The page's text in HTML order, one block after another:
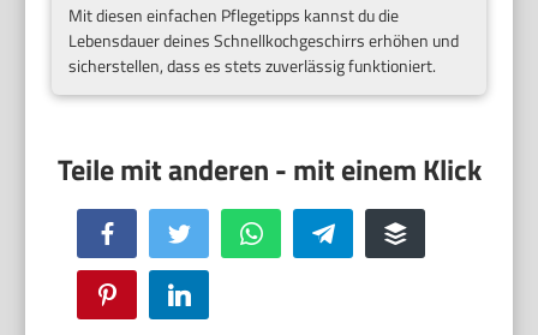
Mit diesen einfachen Pflegetipps kannst du die
Lebensdauer deines Schnellkochgeschirrs erhöhen und
sicherstellen, dass es stets zuverlässig funktioniert.
Facebook Twitter WhatsApp Telegram Buffer
Pinterest LinkedIn